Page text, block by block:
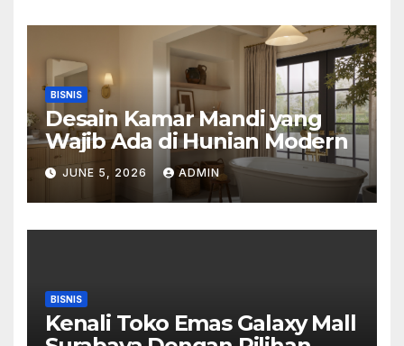
BISNIS
Desain Kamar Mandi yang
Wajib Ada di Hunian Modern
JUNE 5, 2026 ADMIN
BISNIS
Kenali Toko Emas Galaxy Mall